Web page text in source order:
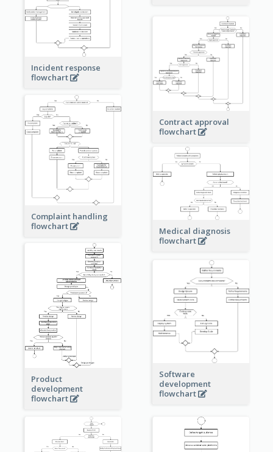
Incident response
flowchart
Contract approval
flowchart
Complaint handling
flowchart
Medical diagnosis
flowchart
Product
development
flowchart
Software
development
flowchart